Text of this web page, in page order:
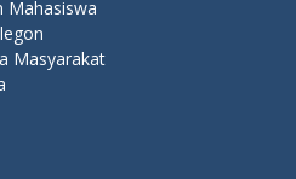
Mahasiswa
Masyarakat